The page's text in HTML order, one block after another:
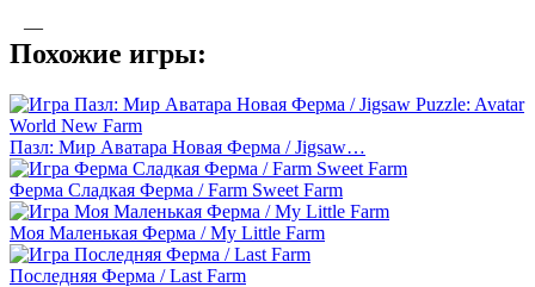
—
Похожие игры:
Пазл: Мир Аватара Новая Ферма / Jigsaw…
Ферма Сладкая Ферма / Farm Sweet Farm
Моя Маленькая Ферма / My Little Farm
Последняя Ферма / Last Farm